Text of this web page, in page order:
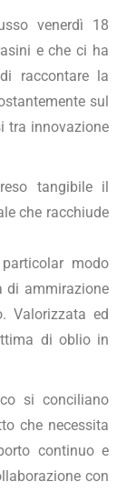
venerdì 18
e che ci ha
raccontare la
sul
tra innovazione
tangibile il
che racchiude
modo
di ammirazione
Valorizzata ed
di oblio in
si conciliano
che necessita
continuo e
con